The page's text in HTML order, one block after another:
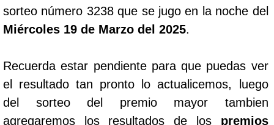
sorteo número 3238 que se jugo en la noche del
Miércoles 19 de Marzo del 2025.
Recuerda estar pendiente para que puedas ver
el resultado tan pronto lo actualicemos, luego
del sorteo del premio mayor tambien
agregaremos los resultados de los premios